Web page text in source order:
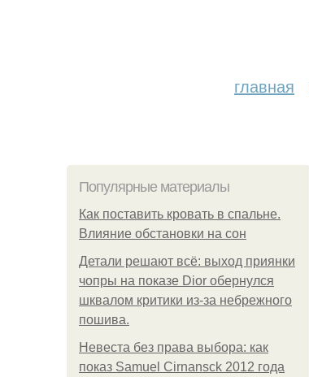
главная
Популярные материалы
Как поставить кровать в спальне.
Влияние обстановки на сон
Детали решают всё: выход приянки
чопры на показе Dior обернулся
шквалом критики из-за небрежного
пошива.
Невеста без права выбора: как
показ Samuel Cirnansck 2012 года